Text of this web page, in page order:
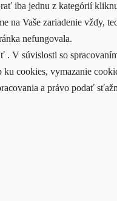
iba jednu z kategórií
na Vaše zariadenie vždy,
nefungovala.
. V súvislosti so
ku cookies, vymazanie
a právo podať